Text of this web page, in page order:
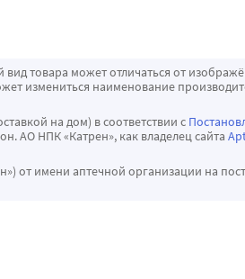
товара может отличаться от
измениться наименование
на дом) в соответствии с
АО НПК «Катрен», как владелец сайта
от имени аптечной организации на